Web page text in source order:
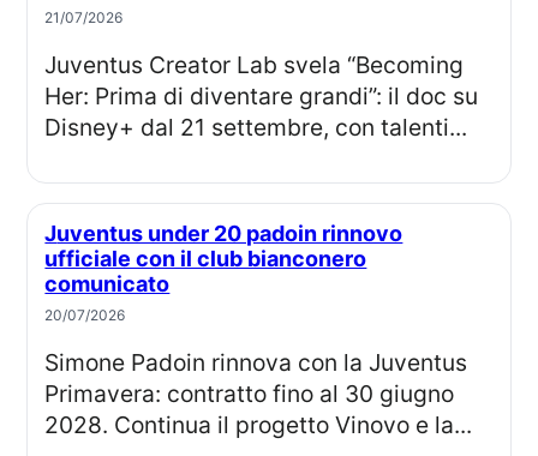
21/07/2026
Juventus Creator Lab svela “Becoming
Her: Prima di diventare grandi”: il doc su
Disney+ dal 21 settembre, con talenti...
Juventus under 20 padoin rinnovo
ufficiale con il club bianconero
comunicato
20/07/2026
Simone Padoin rinnova con la Juventus
Primavera: contratto fino al 30 giugno
2028. Continua il progetto Vinovo e la...